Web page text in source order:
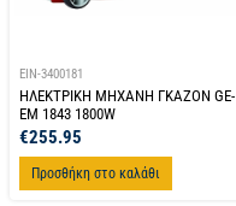
EIN-3400181
ΗΛΕΚΤΡΙΚΗ ΜΗΧΑΝΗ ΓΚΑΖΟΝ GE-
EM 1843 1800W
€255.95
Προσθήκη στο καλάθι